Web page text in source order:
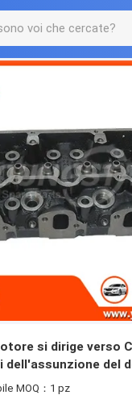
si dirige verso
dell'assunzione del
MOQ：1 pz